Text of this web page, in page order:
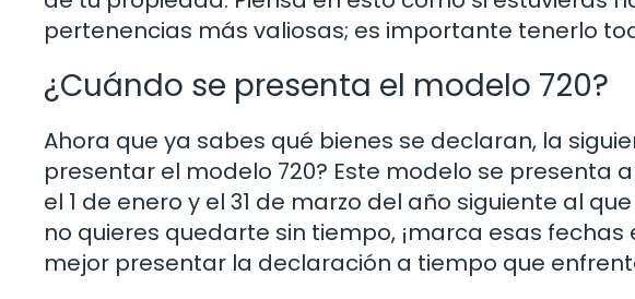
pertenencias más valiosas; es importante tenerlo
¿Cuándo se presenta el modelo 720?
Ahora que ya sabes qué bienes se declaran, la
presentar el modelo 720? Este modelo se presenta
el 1 de enero y el 31 de marzo del año siguiente al
no quieres quedarte sin tiempo, ¡marca esas
mejor presentar la declaración a tiempo que